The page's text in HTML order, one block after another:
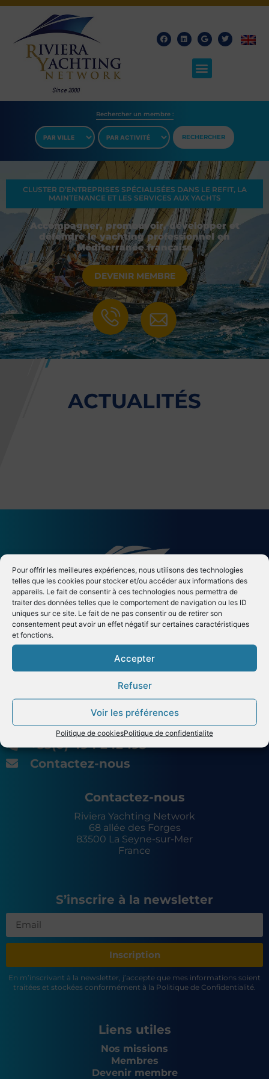
Pour offrir les meilleures expériences, nous utilisons des technologies
telles que les cookies pour stocker et/ou accéder aux informations des
appareils. Le fait de consentir à ces technologies nous permettra de
traiter des données telles que le comportement de navigation ou les ID
uniques sur ce site. Le fait de ne pas consentir ou de retirer son
consentement peut avoir un effet négatif sur certaines caractéristiques
et fonctions.
Accepter
Refuser
Voir les préférences
Politique de cookiesPolitique de confidentialite
Rechercher un membre​ :
RECHERCHER
CLUSTER D’ENTREPRISES SPÉCIALISÉES DANS LE REFIT, LA
MAINTENANCE ET LES SERVICES AUX YACHTS
Accompagner, promouvoir, développer et
défendre le yachting professionnel en
Méditerranée française
DEVENIR MEMBRE
ACTUALITÉS
Riviera Yachting Network, c’est la force collective d’un
réseau d’entreprises spécialisées dans le refit, la
maintenance, la réparation et le service aux yachts de
plus de 24m. Il promeut la filière et accompagne le
développement de la Grande Plaisance en France.
+33(0) 494 242 193
Contactez-nous
Contactez-nous
Riviera Yachting Network
68 allée des Forges
83500 La Seyne-sur-Mer
France
S’inscrire à la newsletter
Inscription
En m’inscrivant à la newsletter, j’accepte que mes informations soient
traitées et stockées conformément à la Politique de Confidentialité.
Liens utiles
Nos missions
Membres
Devenir membre